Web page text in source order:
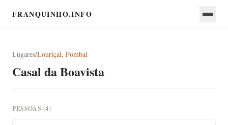
FRANQUINHO.INFO
Lugares/Louriçal, Pombal
Casal da Boavista
PESSOAS (4)